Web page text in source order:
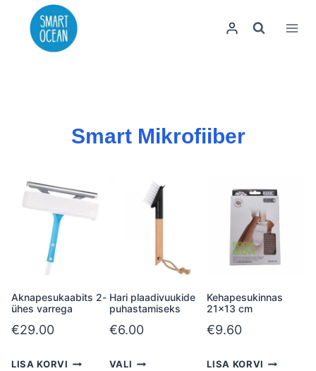
content
Smart Mikrofiiber
Aknapesukaabits 2-
ühes varrega
€29.00
LISA KORVI
Hari plaadivuukide
puhastamiseks
€6.00
VALI
Kehapesukinnas
21×13 cm
€9.60
LISA KORVI